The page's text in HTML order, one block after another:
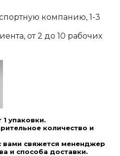
компанию, 1-3
от 2 до 10 рабочих
упаковки.
количество и
вами свяжется мененджер
и способа доставки.